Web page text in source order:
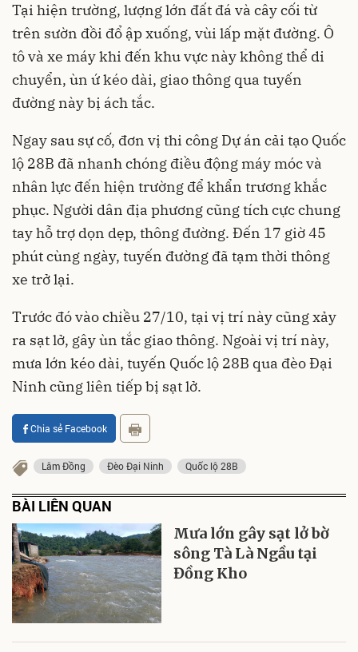
Tại hiện trường, lượng lớn đất đá và cây cối từ
trên sườn đồi đổ ập xuống, vùi lấp mặt đường. Ô
tô và xe máy khi đến khu vực này không thể di
chuyển, ùn ứ kéo dài, giao thông qua tuyến
đường này bị ách tắc.
Ngay sau sự cố, đơn vị thi công Dự án cải tạo Quốc
lộ 28B đã nhanh chóng điều động máy móc và
nhân lực đến hiện trường để khẩn trương khắc
phục. Người dân địa phương cũng tích cực chung
tay hỗ trợ dọn dẹp, thông đường. Đến 17 giờ 45
phút cùng ngày, tuyến đường đã tạm thời thông
xe trở lại.
Trước đó vào chiều 27/10, tại vị trí này cũng xảy
ra sạt lở, gây ùn tắc giao thông. Ngoài vị trí này,
mưa lớn kéo dài, tuyến Quốc lộ 28B qua đèo Đại
Ninh cũng liên tiếp bị sạt lở.
Chia sẻ Facebook
Lâm Đồng Đèo Đại Ninh Quốc lộ 28B
BÀI LIÊN QUAN
Mưa lớn gây sạt lở bờ
sông Tà Là Ngầu tại
Đồng Kho